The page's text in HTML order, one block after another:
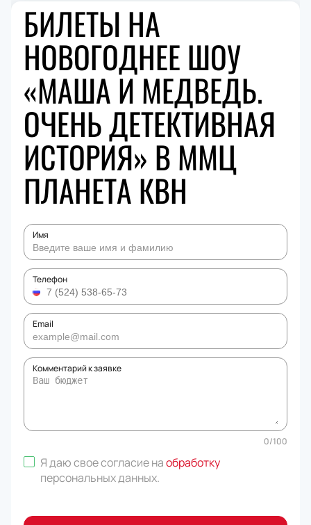
БИЛЕТЫ НА
НОВОГОДНЕЕ ШОУ
«МАША И МЕДВЕДЬ.
ОЧЕНЬ ДЕТЕКТИВНАЯ
ИСТОРИЯ» В ММЦ
ПЛАНЕТА КВН
Имя
Телефон
Email
Комментарий к заявке
0/100
Я даю свое согласие наобработку
персональных данных.